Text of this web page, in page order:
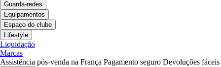
Guarda-redes
Equipamentos
Espaço do clube
Lifestyle
Liquidação
Marcas
Assistência pós-venda na França Pagamento seguro Devoluções fáceis